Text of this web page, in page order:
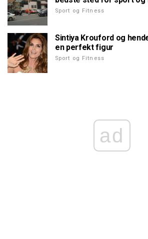
Sport og Fitness
Sintiya Krouford og
en perfekt figur
Sport og Fitness
ad